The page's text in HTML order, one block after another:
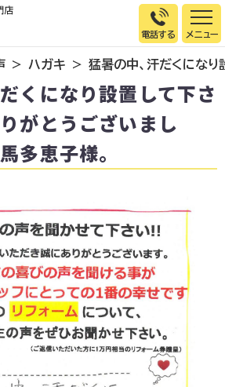
電話する
紹介
ハガキ 猛暑の中、汗だくになり
くになり設置して下さ
がとうございまし
多恵子様。